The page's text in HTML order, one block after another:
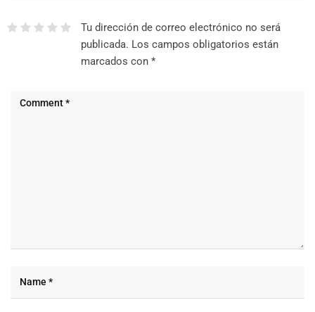
Tu dirección de correo electrónico no será
publicada. Los campos obligatorios están
marcados con *